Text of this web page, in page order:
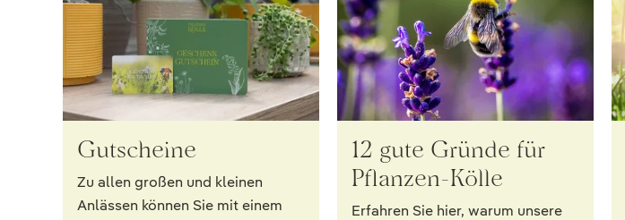
Gutscheine
Zu allen großen und kleinen
Anlässen können Sie mit einem
12 gute Gründe für
Pflanzen-Kölle
Erfahren Sie hier, warum unsere